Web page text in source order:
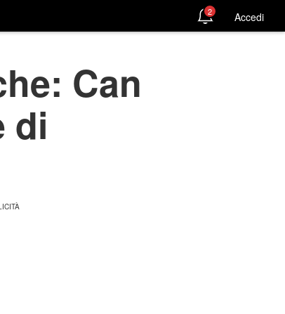
2 Accedi
Can
di